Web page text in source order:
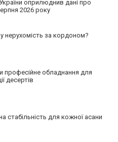
оприлюднив дані про
2026 року
нерухомість за кордоном?
професійне обладнання для
десертів
для кожної асани